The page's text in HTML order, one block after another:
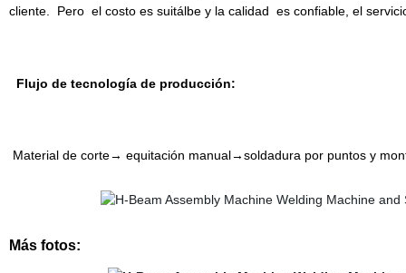
cliente. Pero el costo es suitálbe y la calidad es confiable, el
Flujo de tecnología de producción:
Material de corte→ equitación manual→soldadura por puntos y
Más fotos: